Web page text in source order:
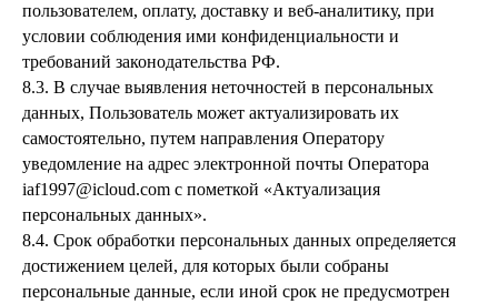
пользователем, оплату, доставку и веб-аналитику, при
условии соблюдения ими конфиденциальности и
требований законодательства РФ.
8.3. В случае выявления неточностей в персональных
данных, Пользователь может актуализировать их
самостоятельно, путем направления Оператору
уведомление на адрес электронной почты Оператора
iaf1997@icloud.com с пометкой «Актуализация
персональных данных».
8.4. Срок обработки персональных данных определяется
достижением целей, для которых были собраны
персональные данные, если иной срок не предусмотрен